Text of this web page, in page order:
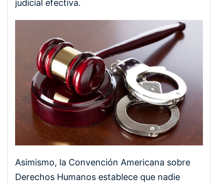
judicial efectiva.
Asimismo, la Convención Americana sobre
Derechos Humanos establece que nadie